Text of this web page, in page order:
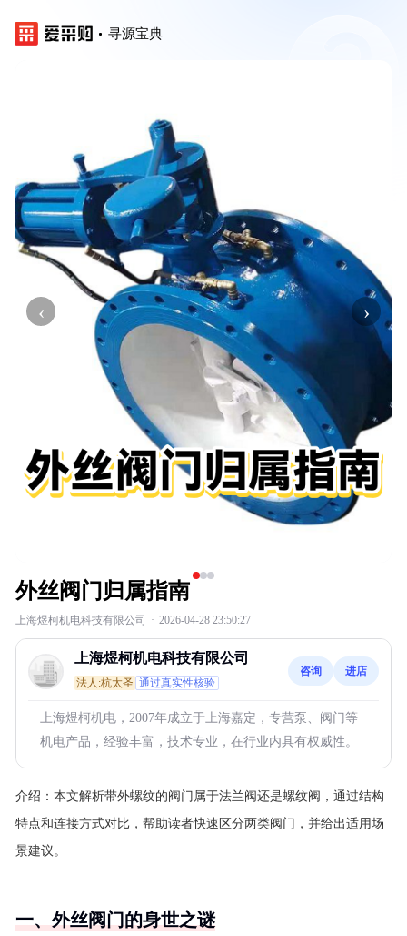
寻源宝典
‹ ›
外丝阀门归属指南
上海煜柯机电科技有限公司 · 2026-04-28 23:50:27
上海煜柯机电科技有限公司
法人:杭太圣 通过真实性核验
咨询 进店
上海煜柯机电，2007年成立于上海嘉定，专营泵、阀门等
机电产品，经验丰富，技术专业，在行业内具有权威性。
介绍： 本文解析带外螺纹的阀门属于法兰阀还是螺纹阀，通过结构
特点和连接方式对比，帮助读者快速区分两类阀门，并给出适用场
景建议。
一、外丝阀门的身世之谜